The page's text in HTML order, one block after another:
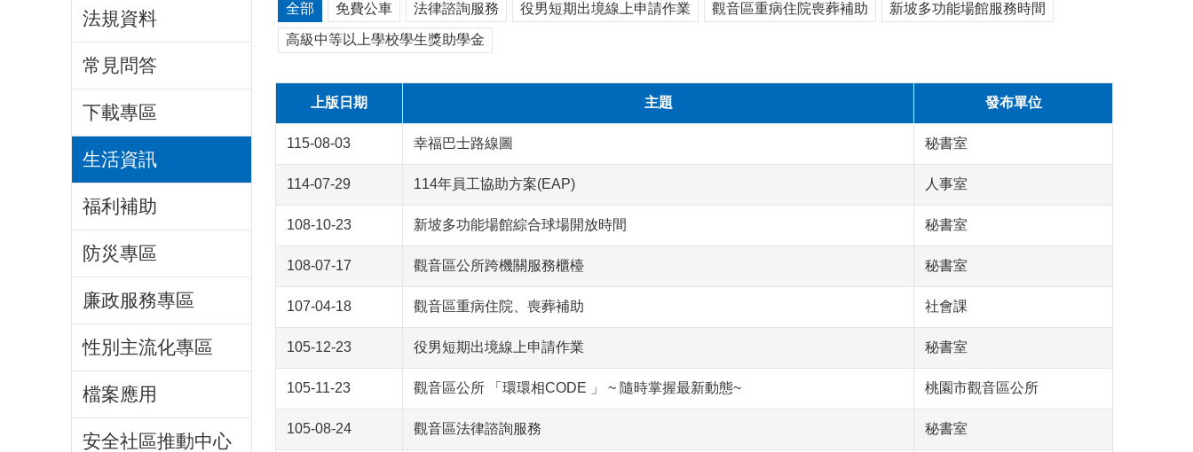
法規資料
常見問答
下載專區
生活資訊
福利補助
防災專區
廉政服務專區
性別主流化專區
檔案應用
安全社區推動中心
全部 免費公車 法律諮詢服務 役男短期出境線上申請作業 觀音區重病住院喪葬補助 新坡多功能場館服務時間
高級中等以上學校學生獎助學金
上版日期 主題 發布單位
115-08-03 幸福巴士路線圖 秘書室
114-07-29 114年員工協助方案(EAP) 人事室
108-10-23 新坡多功能場館綜合球場開放時間 秘書室
108-07-17 觀音區公所跨機關服務櫃檯 秘書室
107-04-18 觀音區重病住院、喪葬補助 社會課
105-12-23 役男短期出境線上申請作業 秘書室
105-11-23 觀音區公所 「環環相CODE 」 ~ 隨時掌握最新動態~ 桃園市觀音區公所
105-08-24 觀音區法律諮詢服務 秘書室